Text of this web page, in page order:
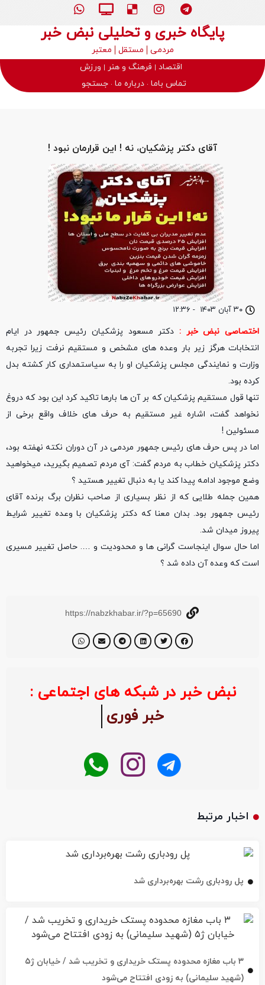
پایگاه خبری و تحلیلی نبض خبر
مردمی مستقل
معتبر
اقتصاد
فرهنگ و هنر
ورزش
تماس باما درباره ما جستجو
۳۰ آبان ۱۴۰۳ - ۱۲:۳۶
آقای دکتر پزشکیان، نه ! این قرارمان نبود !
اختصاصی نبض خبر : دکتر مسعود پزشکیان رئیس جمهور در ایام
انتخابات هرگز زیر بار وعده های مشخص و مستقیم نرفت زیرا تجربه
وزارت و نمایندگی مجلس پزشکیان او را به سیاستمداری کار کشته بدل
کرده بود.
تنها قول مستقیم پزشکیان که بر آن ها بارها تاکید کرد این بود که دروغ
نخواهد گفت، اشاره غیر مستقیم به حرف های خلاف واقع برخی از
مسئولین !
اما در پس حرف های رئیس جمهور مردمی در آن دوران نکته نهفته بود،
دکتر پزشکیان خطاب به مردم گفت: آی مردم تصمیم بگیرید، میخواهید
وضع موجود ادامه پیدا کند یا به دنبال تغییر هستید ؟
همین جمله طلایی که از نظر بسیاری از صاحب نظران برگ برنده آقای
رئیس جمهور بود. بدان معنا که دکتر پزشکیان با وعده تغییر شرایط
پیروز میدان شد.
اما حال سوال اینجاست گرانی ها و محدودیت و …. حاصل تغییر مسیری
است که وعده آن داده شد ؟
https://nabzkhabar.ir/?p=65690
نبض خبر در شبکه های اجتماعی :
خبر فوری
اخبار مرتبط
پل رودباری رشت بهره‌برداری شد
۳ باب مغازه محدوده پستک خریداری و تخریب شد / خیابان ژ۵
(شهید سلیمانی) به زودی افتتاح می‌شود